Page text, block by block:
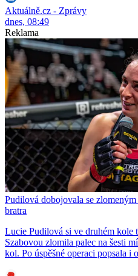
Aktuálně.cz - Zprávy
dnes, 08:49
Reklama
Pudilová dobojovala se
bratra
Lucie Pudilová si ve druhém kole
Szabovou zlomila palec na šesti
kol. Po úspěšné operaci popsala i